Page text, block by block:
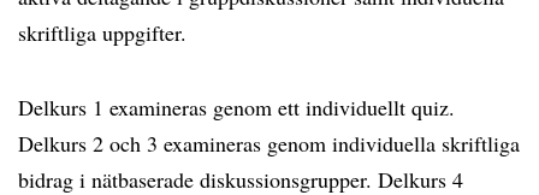
skriftliga uppgifter.
Delkurs 1 examineras genom ett individuellt quiz.
Delkurs 2 och 3 examineras genom individuella skriftliga
bidrag i nätbaserade diskussionsgrupper. Delkurs 4